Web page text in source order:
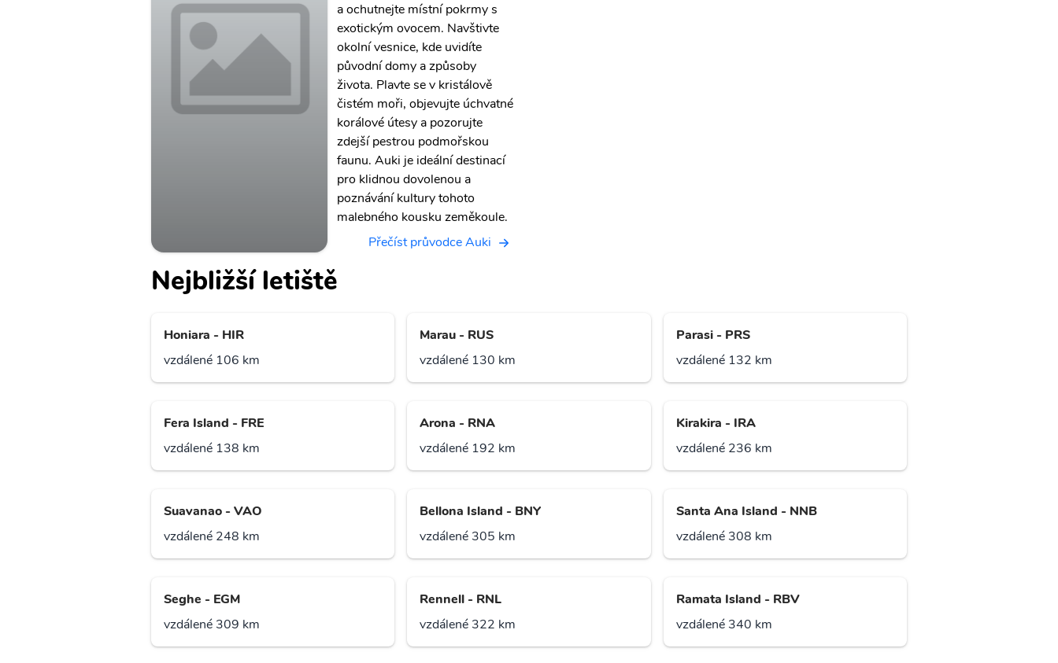
a ochutnejte místní pokrmy s
exotickým ovocem. Navštivte
okolní vesnice, kde uvidíte
původní domy a způsoby
života. Plavte se v kristálově
čistém moři, objevujte úchvatné
korálové útesy a pozorujte
zdejší pestrou podmořskou
faunu. Auki je ideální destinací
pro klidnou dovolenou a
poznávání kultury tohoto
malebného kousku zeměkoule.
Přečíst průvodce Auki
Nejbližší letiště
Honiara - HIR
vzdálené 106 km
Marau - RUS
vzdálené 130 km
Parasi - PRS
vzdálené 132 km
Fera Island - FRE
vzdálené 138 km
Arona - RNA
vzdálené 192 km
Kirakira - IRA
vzdálené 236 km
Suavanao - VAO
vzdálené 248 km
Bellona Island - BNY
vzdálené 305 km
Santa Ana Island - NNB
vzdálené 308 km
Seghe - EGM
vzdálené 309 km
Rennell - RNL
vzdálené 322 km
Ramata Island - RBV
vzdálené 340 km